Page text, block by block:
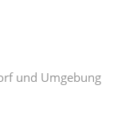
und Umgebung